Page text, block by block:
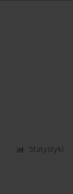
Statystyki